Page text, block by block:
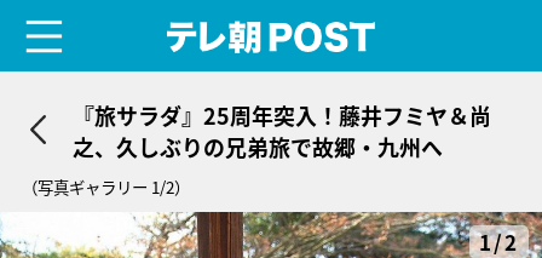
『旅サラダ』25周年突入！藤井フミヤ＆尚
之、久しぶりの兄弟旅で故郷・九州へ
（写真ギャラリー 1/2）
1/2